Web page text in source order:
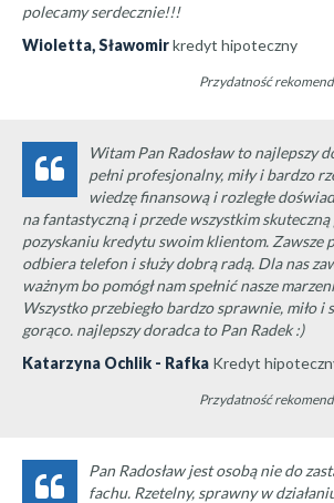
polecamy serdecznie!!!
Wioletta, Sławomirkredyt hipoteczny
Przydatność
Witam Pan Radosław to najlepszy
pełni profesjonalny, miły i bardzo
wiedzę finansową i rozległe
na fantastyczną i przede wszystkim
pozyskaniu kredytu swoim klientom. Zawsze
odbiera telefon i służy dobrą radą. Dla nas
ważnym bo pomógł nam spełnić nasze
Wszystko przebiegło bardzo sprawnie, miło i
gorąco. najlepszy doradca to Pan Radek :)
Katarzyna Ochlik - Rafka Kredyt
Przydatność
Pan Radosław jest osobą nie do
fachu. Rzetelny, sprawny w